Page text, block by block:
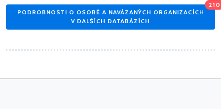
PODROBNOSTI O OSOBĚ A NAVÁZANÝCH ORGANIZACÍCH
V DALŠÍCH DATABÁZÍCH
210